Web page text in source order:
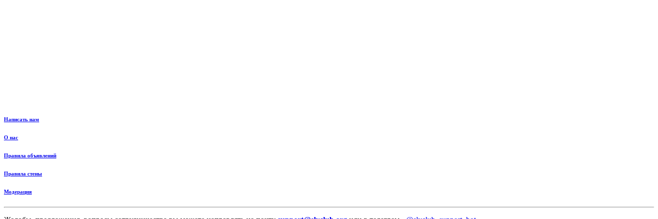
Написать нам
О нас
Правила объявлений
Правила стены
Модерация